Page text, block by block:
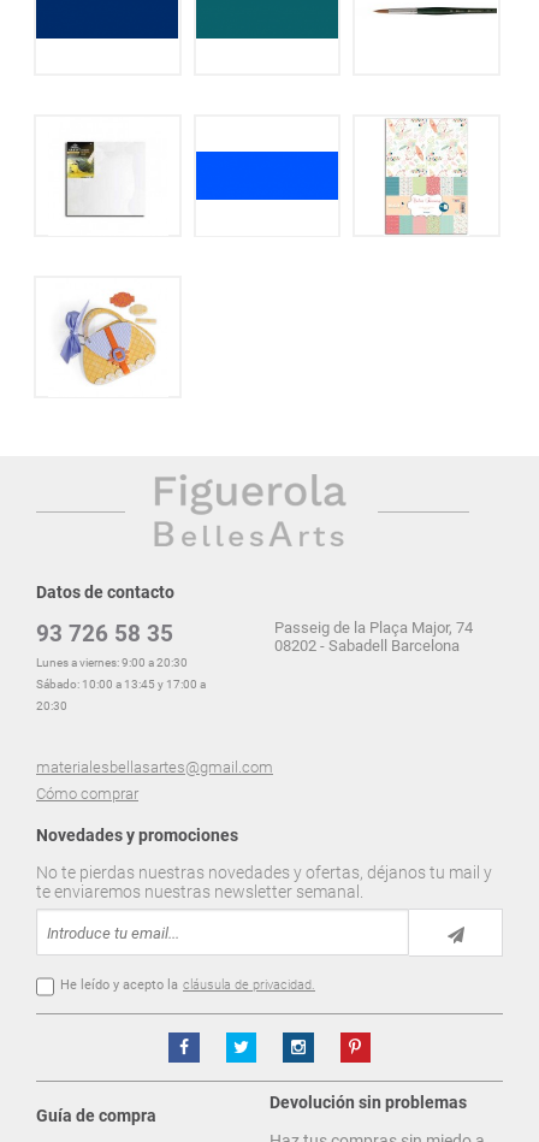
Datos de contacto
93 726 58 35
Lunes a viernes: 9:00 a 20:30
Sábado: 10:00 a 13:45 y 17:00 a
20:30
materialesbellasartes@gmail.com
Cómo comprar
Passeig de la Plaça Major, 74
08202 - Sabadell Barcelona
Novedades y promociones
No te pierdas nuestras novedades y ofertas, déjanos tu mail y
te enviaremos nuestras newsletter semanal.
He leído y acepto la cláusula de privacidad.
Guía de compra
Devolución sin problemas